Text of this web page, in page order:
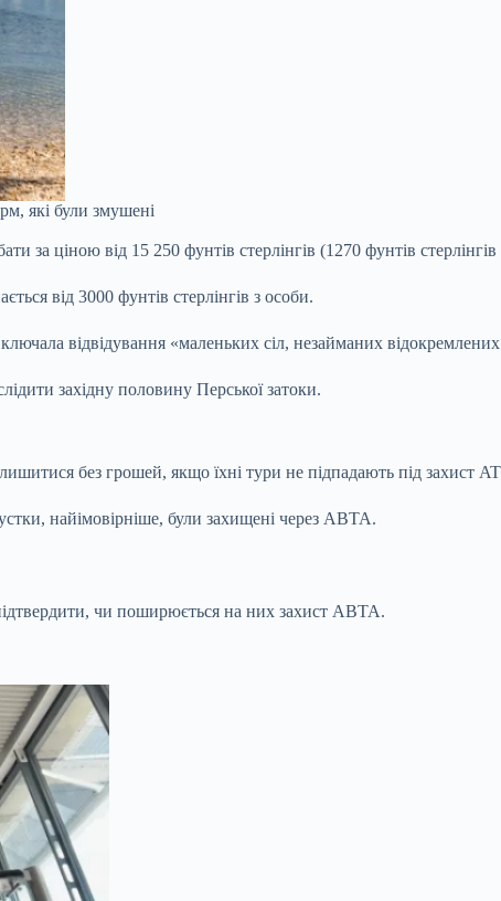
які були змушені
ціною від 15 250 фунтів стерлінгів (1270 фунтів
від 3000 фунтів стерлінгів з особи.
відвідування «маленьких сіл, незайманих
західну половину Перської затоки.
без грошей, якщо їхні тури не підпадають під захист
найімовірніше, були захищені через ABTA.
чи поширюється на них захист ABTA.